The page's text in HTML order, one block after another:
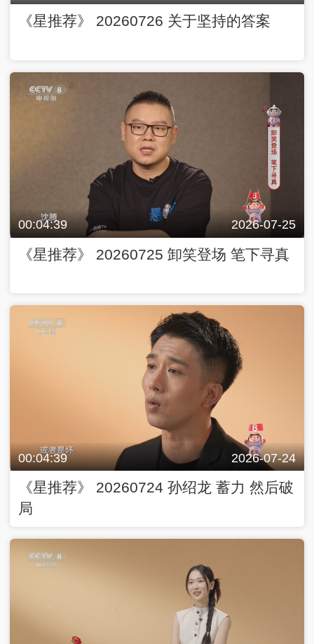
《星推荐》 20260726 关于坚持的答案
00:04:39 2026-07-25
《星推荐》 20260725 卸笑登场 笔下寻真
00:04:39 2026-07-24
《星推荐》 20260724 孙绍龙 蓄力 然后破
局